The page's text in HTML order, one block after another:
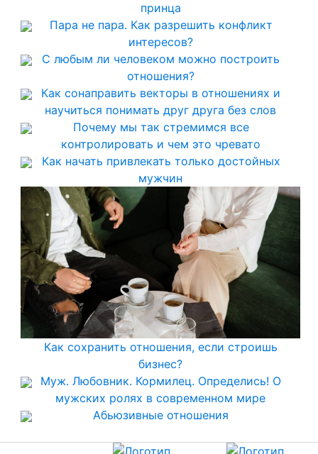
принца
Пара не пара. Как разрешить конфликт
интересов?
С любым ли человеком можно построить
отношения?
Как сонаправить векторы в отношениях и
научиться понимать друг друга без слов
Почему мы так стремимся все
контролировать и чем это чревато
Как начать привлекать только достойных
мужчин
Как сохранить отношения, если строишь
бизнес?
Муж. Любовник. Кормилец. Определись! О
мужских ролях в современном мире
Абьюзивные отношения